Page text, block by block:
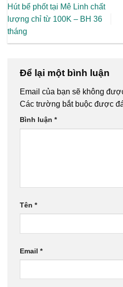
Hút bể phốt tại Mê Linh chất
lượng chỉ từ 100K – BH 36
tháng
Để lại một bình luận
Email của bạn sẽ không
Các trường bắt buộc được
Bình luận *
Tên *
Email *